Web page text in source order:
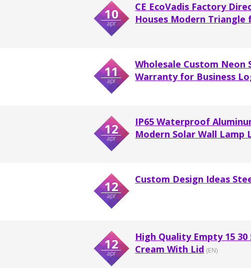
10
apr
CE EcoVadis Factory
Houses Modern Triangle
11
apr
Wholesale Custom Neon
Warranty for Business
12
apr
IP65 Waterproof
Modern Solar Wall Lamp
12
apr
Custom Design Ideas
12
apr
High Quality Empty 15 30
Cream With Lid (EN)